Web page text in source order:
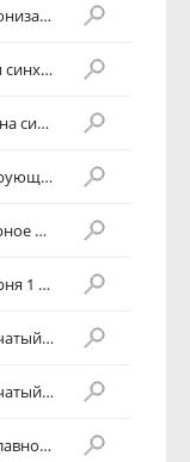
Синхронизатор в сборе
Сухари синхронизатора 1 и 2 передач
Пружина синхронизатора 1 и 2 передач
Изолирующая шайба
Стопорное кольцо
Шестерня 1 -ой передачи в сборе
Игольчатый подшипник
Игольчатый подшипник
Диск главного вала